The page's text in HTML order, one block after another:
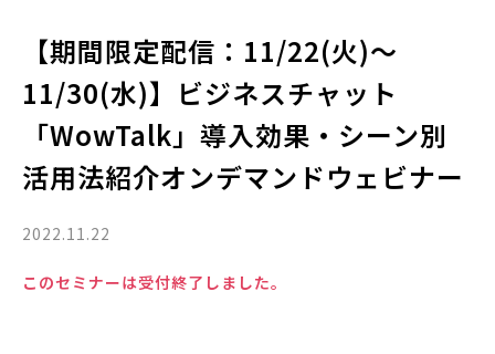
【期間限定配信：11/22(火)〜
11/30(水)】ビジネスチャット
「WowTalk」導入効果・シーン別
活用法紹介オンデマンドウェビナー
2022.11.22
このセミナーは受付終了しました。